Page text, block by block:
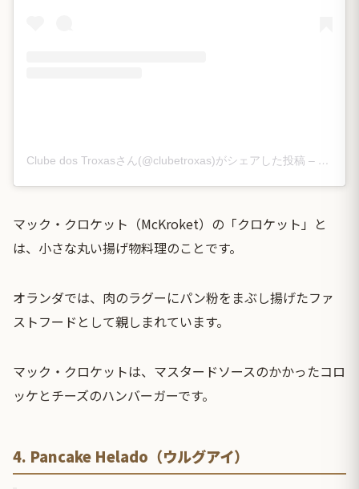
Clube dos Troxasさん(@clubetroxas)がシェアした投稿 – 2015年
マック・クロケット（McKroket）の「クロケット」と
は、小さな丸い揚げ物料理のことです。
オランダでは、肉のラグーにパン粉をまぶし揚げたファ
ストフードとして親しまれています。
マック・クロケットは、マスタードソースのかかったコロ
ッケとチーズのハンバーガーです。
4. Pancake Helado（ウルグアイ）